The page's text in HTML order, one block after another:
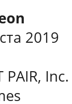
2019
PAIR, Inc.